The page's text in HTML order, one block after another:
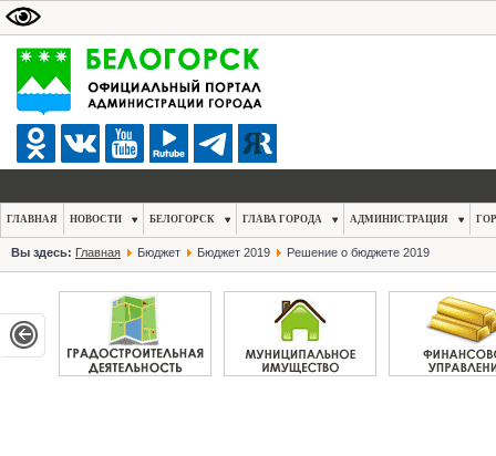
ГЛАВНАЯ НОВОСТИ БЕЛОГОРСК ГЛАВА ГОРОДА АДМИНИСТРАЦИЯ
Вы здесь: Главная Бюджет Бюджет 2019 Решение о бюджете 2019